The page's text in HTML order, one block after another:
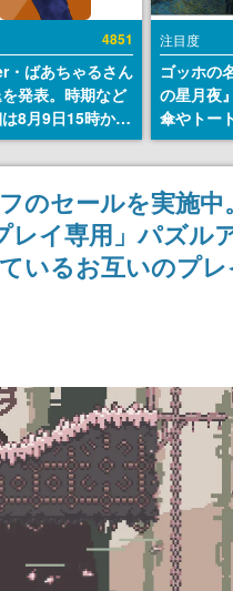
4851
・ばあちゃるさん
発表。時期など
8月9日15時から
説明
注目度
ゴッホの
の星月夜
傘やトー
登場。8
日間限定
のセールを実施中
レイ専用」パズル
いるお互いのプ